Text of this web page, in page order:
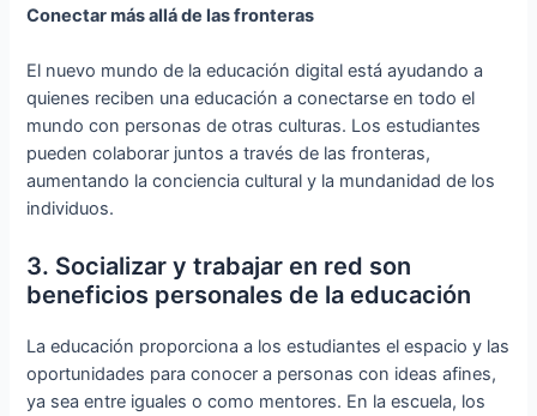
Conectar más allá de las fronteras
El nuevo mundo de la educación digital está ayudando a
quienes reciben una educación a conectarse en todo el
mundo con personas de otras culturas. Los estudiantes
pueden colaborar juntos a través de las fronteras,
aumentando la conciencia cultural y la mundanidad de los
individuos.
3. Socializar y trabajar en red son
beneficios personales de la educación
La educación proporciona a los estudiantes el espacio y las
oportunidades para conocer a personas con ideas afines,
ya sea entre iguales o como mentores. En la escuela, los